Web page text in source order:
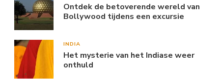
Ontdek de betoverende wereld van
Bollywood tijdens een excursie
INDIA
Het mysterie van het Indiase weer
onthuld